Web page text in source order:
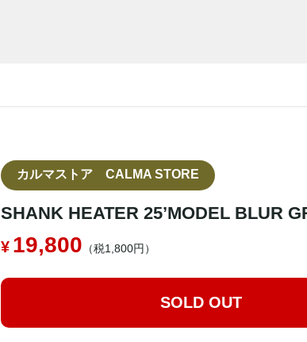
カルマストア CALMA STORE
SHANK HEATER 25’MODEL BLUR
19,800 （税1,800円）
SOLD OUT